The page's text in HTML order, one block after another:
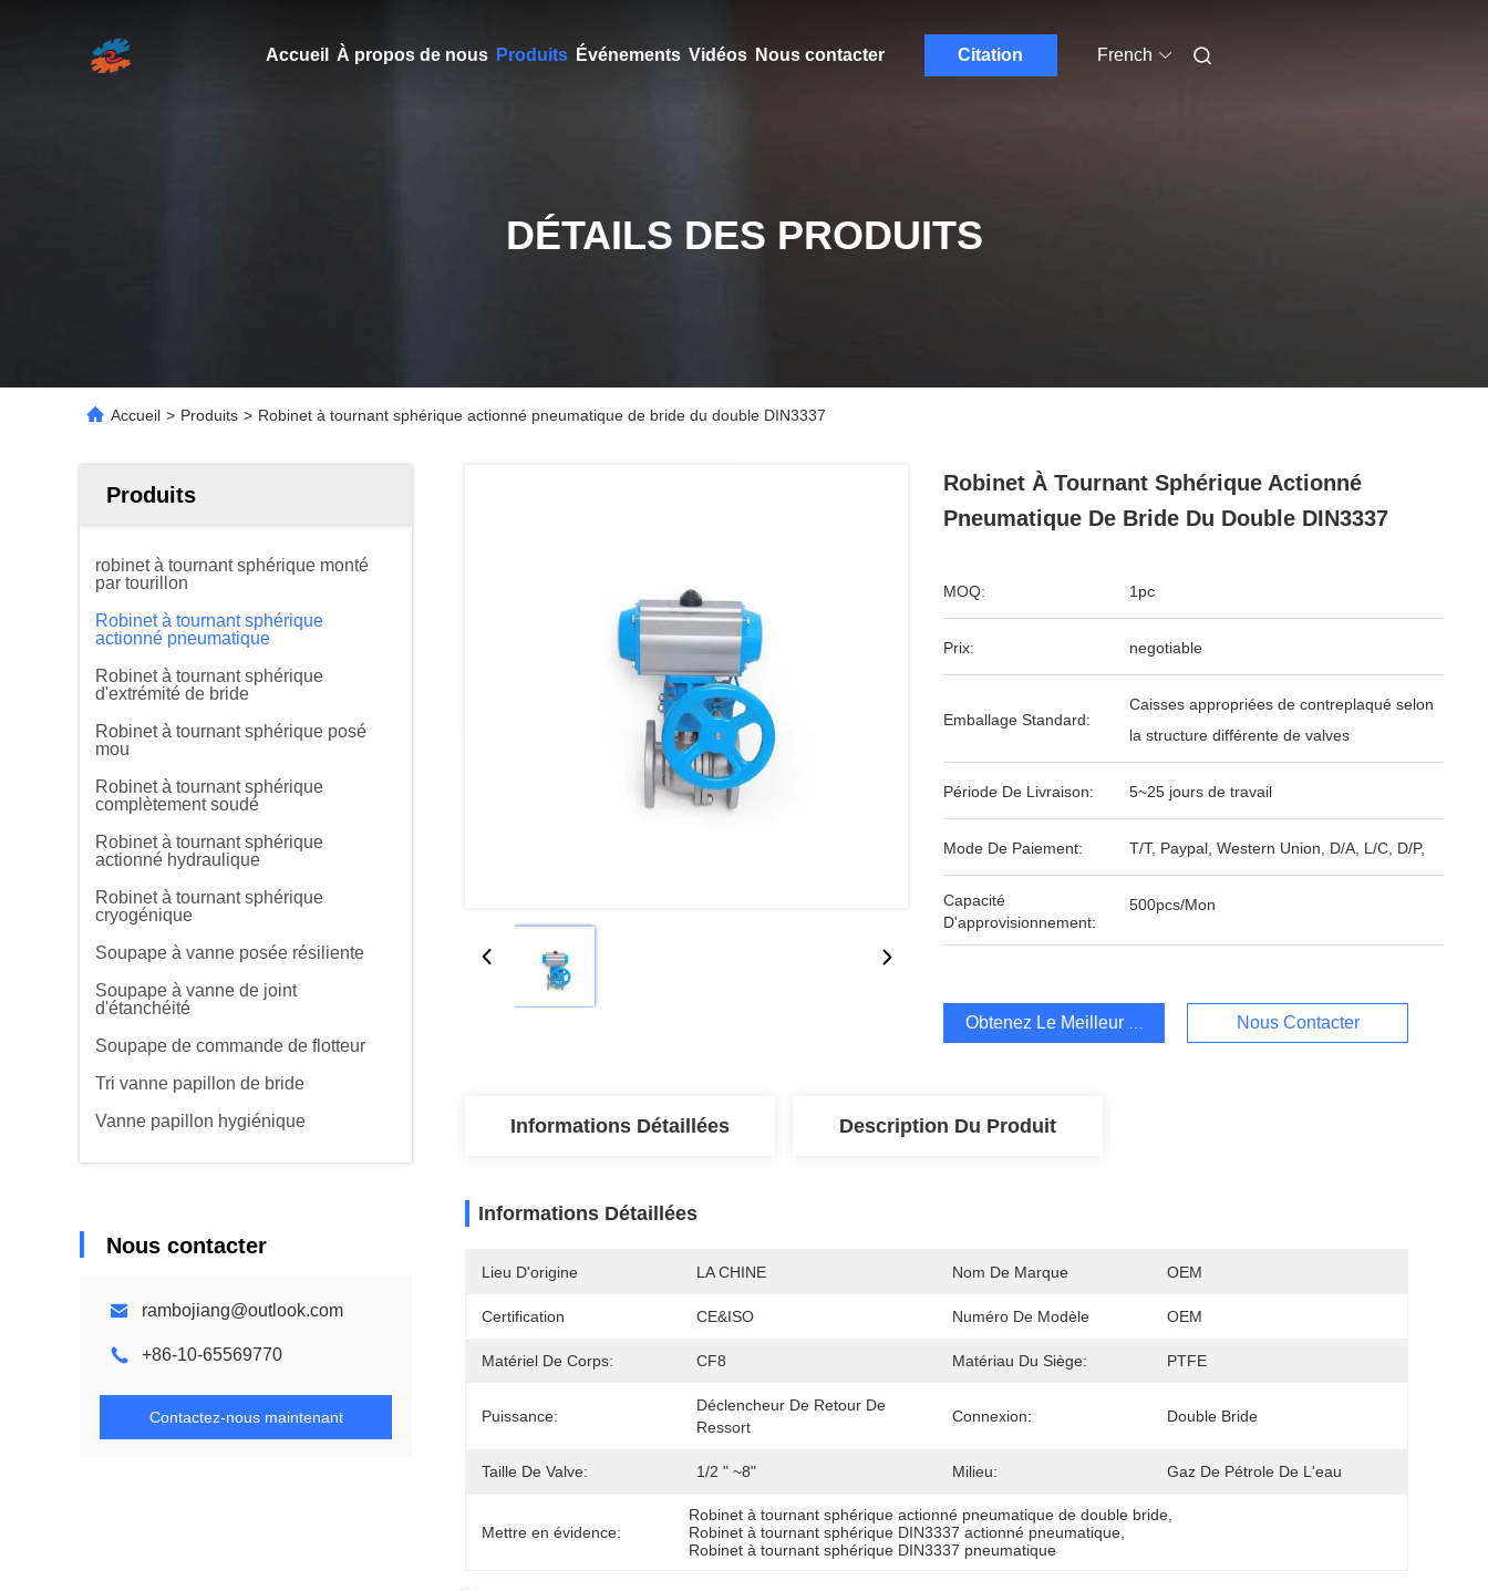
Accueil À propos de nous Produits Événements Vidéos Nous contacter Citation French
DÉTAILS DES PRODUITS
Accueil > Produits > Robinet à tournant sphérique actionné pneumatique de bride du double DIN3337
Produits
robinet à tournant sphérique monté
par tourillon
Robinet à tournant sphérique
actionné pneumatique
Robinet à tournant sphérique
d'extrémité de bride
Robinet à tournant sphérique posé
mou
Robinet à tournant sphérique
complètement soudé
Robinet à tournant sphérique
actionné hydraulique
Robinet à tournant sphérique
cryogénique
Soupape à vanne posée résiliente
Soupape à vanne de joint
d'étanchéité
Soupape de commande de flotteur
Tri vanne papillon de bride
Vanne papillon hygiénique
Nous contacter
rambojiang@outlook.com
+86-10-65569770
Contactez-nous maintenant
Robinet À Tournant Sphérique Actionné
Pneumatique De Bride Du Double DIN3337
MOQ: 1pc
Prix: negotiable
Emballage Standard:
Caisses appropriées de contreplaqué selon
la structure différente de valves
Période De Livraison: 5~25 jours de travail
Mode De Paiement: T/T, Paypal, Western Union, D/A, L/C, D/P,
Capacité
D'approvisionnement:
500pcs/Mon
Obtenez Le Meilleur Prix Nous Contacter
Informations Détaillées Description Du Produit
Informations Détaillées
Lieu D'origine LA CHINE Nom De Marque OEM
Certification CE&ISO Numéro De Modèle OEM
Matériel De Corps: CF8 Matériau Du Siège: PTFE
Puissance:
Déclencheur De Retour De
Ressort
Connexion: Double Bride
Taille De Valve: 1/2 " ~8" Milieu: Gaz De Pétrole De L'eau
Mettre en évidence:
Robinet à tournant sphérique actionné pneumatique de double bride
Robinet à tournant sphérique DIN3337 actionné pneumatique
Robinet à tournant sphérique DIN3337 pneumatique